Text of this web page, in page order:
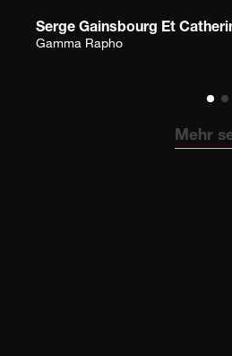
Sie das Foto meiner
Serge Gainsbourg Et
Gamma Rapho
Mehr